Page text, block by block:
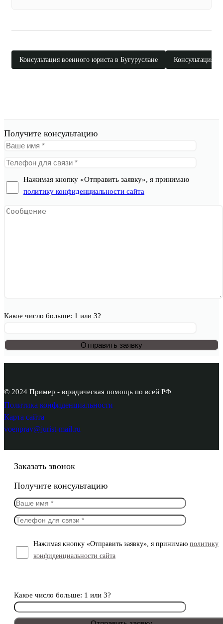
Консультация военного юриста в Бугуруслане Консультация
Получите консультацию
Нажимая кнопку «Отправить заявку», я принимаю
политику конфиденциальности сайта
Какое число больше: 1 или 3?
© 2024 Пример - юридическая помощь по всей РФ
Политика конфиденциальности
Карта сайта
voenprav@jurist-mail.ru
Заказать звонок
Получите консультацию
Нажимая кнопку «Отправить заявку», я принимаю политику
конфиденциальности сайта
Какое число больше: 1 или 3?